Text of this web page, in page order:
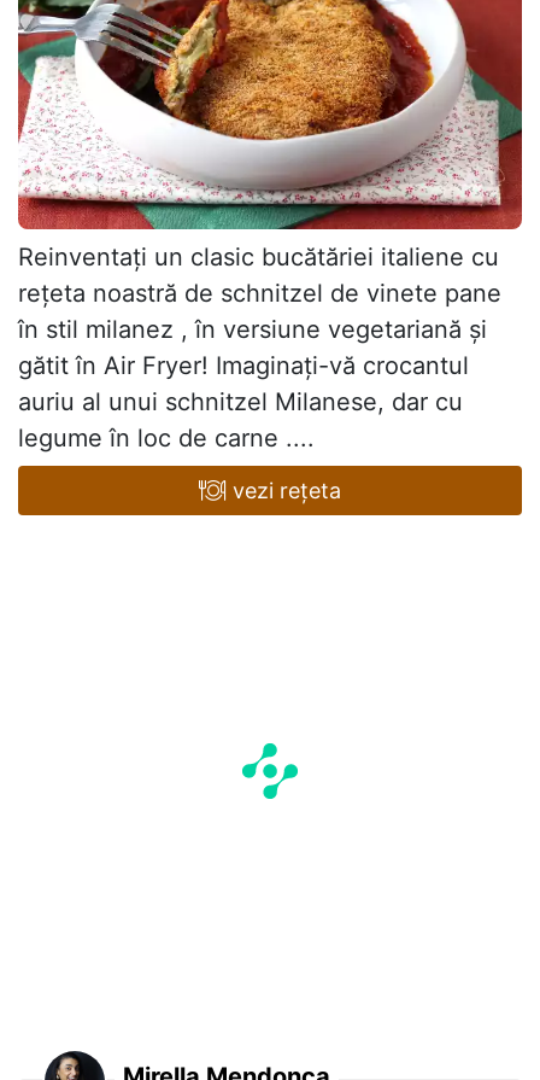
Reinventați un clasic bucătăriei italiene cu
rețeta noastră de schnitzel de vinete pane
în stil milanez , în versiune vegetariană și
gătit în Air Fryer! Imaginați-vă crocantul
auriu al unui schnitzel Milanese, dar cu
legume în loc de carne ....
vezi rețeta